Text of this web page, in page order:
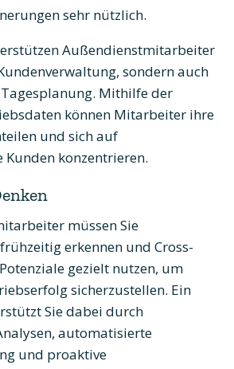
sehr nützlich.
Außendienstmitarbeiter
sondern auch
Mithilfe der
können Mitarbeiter ihre
und sich auf
Kunden konzentrieren.
müssen Sie
erkennen und Cross-
gezielt nutzen, um
sicherzustellen. Ein
Sie dabei durch
automatisierte
und proaktive